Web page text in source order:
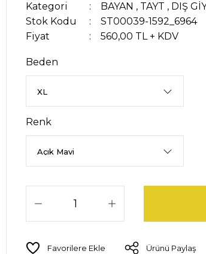
Kategori BAYAN , TAYT , DIŞ
Stok Kodu
ST00039-1592_6964
Fiyat
560,00 TL + KDV
Beden
Renk
Ürünü Paylaş